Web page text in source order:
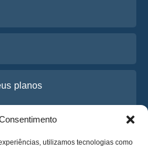
utilizamos tecnologias como